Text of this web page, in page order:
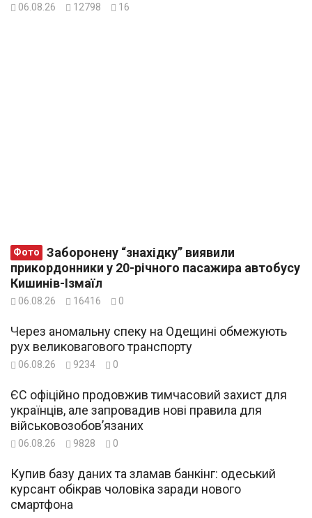
06.08.26 12798 16
Фото
прикордонники у 20-річного пасажира автобусу
Кишинів-Ізмаїл
06.08.26 16416 0
Через аномальну спеку на Одещині обмежують
рух великовагового транспорту
06.08.26 9234 0
ЄС офіційно продовжив тимчасовий захист для
українців, але запровадив нові правила для
військовозобов’язаних
06.08.26 9828 0
Купив базу даних та зламав банкінг: одеський
курсант обікрав чоловіка заради нового
смартфона